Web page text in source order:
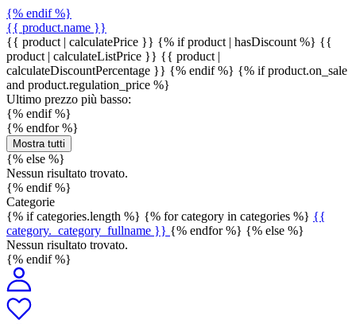
{% endif %}
{{ product.name }}
{{ product | calculatePrice }} {% if product | hasDiscount %} {{
product | calculateListPrice }} {{ product |
calculateDiscountPercentage }} {% endif %} {% if product.on_sale
and product.regulation_price %}
Ultimo prezzo più basso:
{% endif %}
{% endfor %}
Mostra tutti
{% else %}
Nessun risultato trovato.
{% endif %}
Categorie
{% if categories.length %} {% for category in categories %} {{
category._category_fullname }} {% endfor %} {% else %}
Nessun risultato trovato.
{% endif %}